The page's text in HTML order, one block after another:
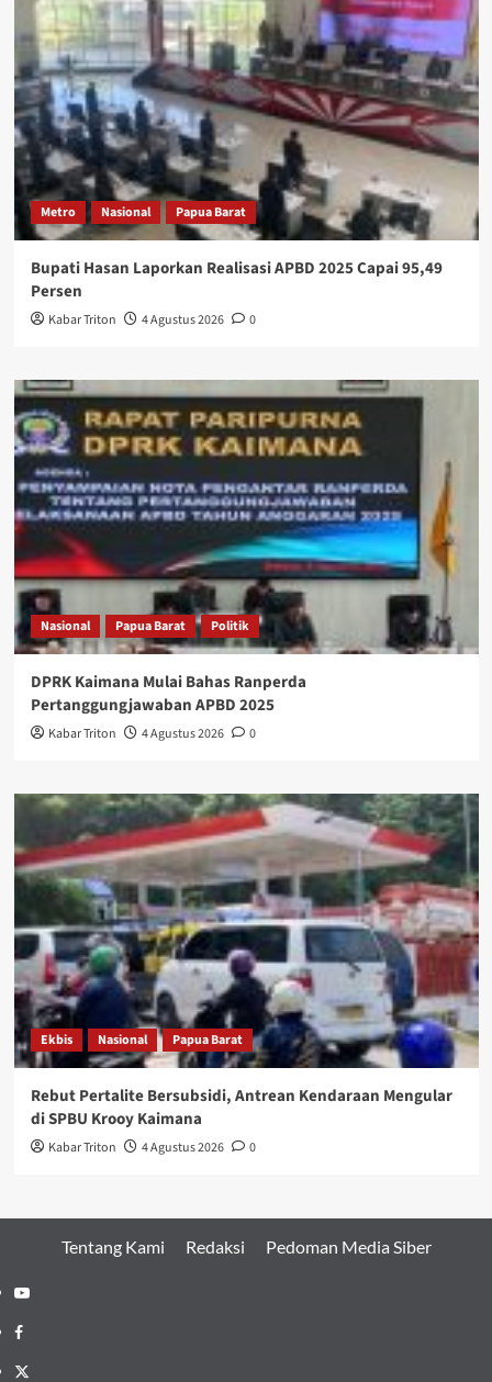
Metro Nasional Papua Barat
Bupati Hasan Laporkan Realisasi APBD 2025 Capai 95,49
Persen
Kabar Triton 4 Agustus 2026 0
Nasional Papua Barat Politik
DPRK Kaimana Mulai Bahas Ranperda
Pertanggungjawaban APBD 2025
Kabar Triton 4 Agustus 2026 0
Ekbis Nasional Papua Barat
Rebut Pertalite Bersubsidi, Antrean Kendaraan Mengular
di SPBU Krooy Kaimana
Kabar Triton 4 Agustus 2026 0
Tentang Kami Redaksi Pedoman Media Siber
Youtube
Facebook
Twitter